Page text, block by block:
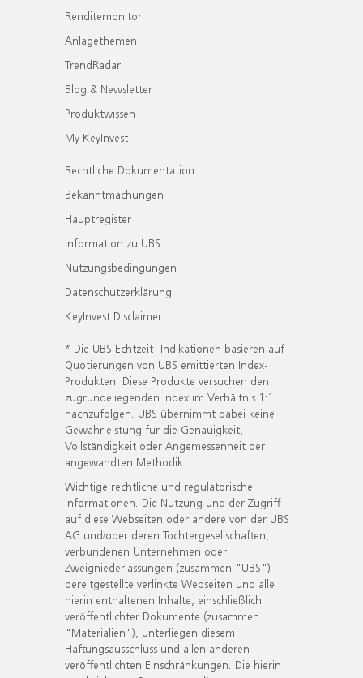
Renditemonitor
Anlagethemen
TrendRadar
Blog & Newsletter
Produktwissen
My KeyInvest
Rechtliche Dokumentation
Bekanntmachungen
Hauptregister
Information zu UBS
Nutzungsbedingungen
Datenschutzerklärung
KeyInvest Disclaimer
* Die UBS Echtzeit- Indikationen basieren auf
Quotierungen von UBS emittierten Index-
Produkten. Diese Produkte versuchen den
zugrundeliegenden Index im Verhältnis 1:1
nachzufolgen. UBS übernimmt dabei keine
Gewährleistung für die Genauigkeit,
Vollständigkeit oder Angemessenheit der
angewandten Methodik.
Wichtige rechtliche und regulatorische
Informationen. Die Nutzung und der Zugriff
auf diese Webseiten oder andere von der UBS
AG und/oder deren Tochtergesellschaften,
verbundenen Unternehmen oder
Zweigniederlassungen (zusammen "UBS")
bereitgestellte verlinkte Webseiten und alle
hierin enthaltenen Inhalte, einschließlich
veröffentlichter Dokumente (zusammen
"Materialien"), unterliegen diesem
Haftungsausschluss und allen anderen
veröffentlichten Einschränkungen. Die hierin